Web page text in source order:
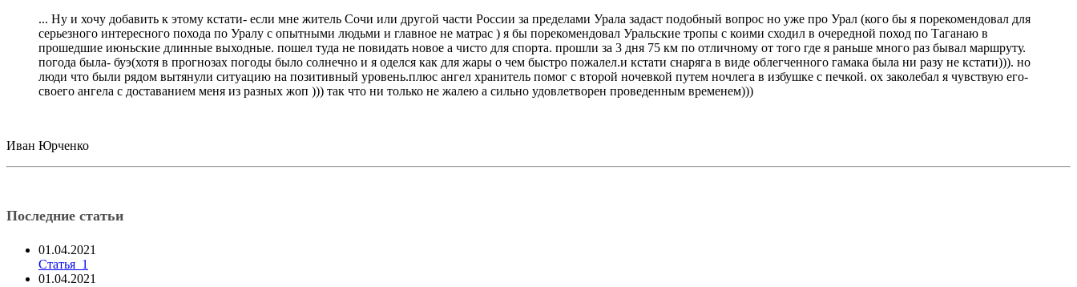
... Ну и хочу добавить к этому кстати- если мне житель Сочи или другой части России за пределами Урала задаст подобный вопрос но уже про Урал (кого бы я порекомендовал для
серьезного интересного похода по Уралу с опытными людьми и главное не матрас ) я бы порекомендовал Уральские тропы с коими сходил в очередной поход по Таганаю в
прошедшие июньские длинные выходные. пошел туда не повидать новое а чисто для спорта. прошли за 3 дня 75 км по отличному от того где я раньше много раз бывал маршруту.
погода была- буэ(хотя в прогнозах погоды было солнечно и я оделся как для жары о чем быстро пожалел.и кстати снаряга в виде облегченного гамака была ни разу не кстати))). но
люди что были рядом вытянули ситуацию на позитивный уровень.плюс ангел хранитель помог с второй ночевкой путем ночлега в избушке с печкой. ох заколебал я чувствую его-
своего ангела с доставанием меня из разных жоп ))) так что ни только не жалею а сильно удовлетворен проведенным временем)))
Иван Юрченко
Последние статьи
01.04.2021
Статья_1
01.04.2021